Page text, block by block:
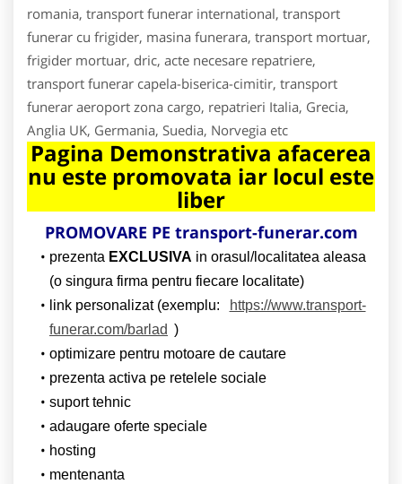
romania, transport funerar international, transport
funerar cu frigider, masina funerara, transport mortuar,
frigider mortuar, dric, acte necesare repatriere,
transport funerar capela-biserica-cimitir, transport
funerar aeroport zona cargo, repatrieri Italia, Grecia,
Anglia UK, Germania, Suedia, Norvegia etc
Pagina Demonstrativa afacerea
nu este promovata iar locul este
liber
PROMOVARE PE transport-funerar.com
prezenta EXCLUSIVA in orasul/localitatea aleasa
(o singura firma pentru fiecare localitate)
link personalizat (exemplu:
https://www.transport-
funerar.com/barlad )
optimizare pentru motoare de cautare
prezenta activa pe retelele sociale
suport tehnic
adaugare oferte speciale
hosting
mentenanta